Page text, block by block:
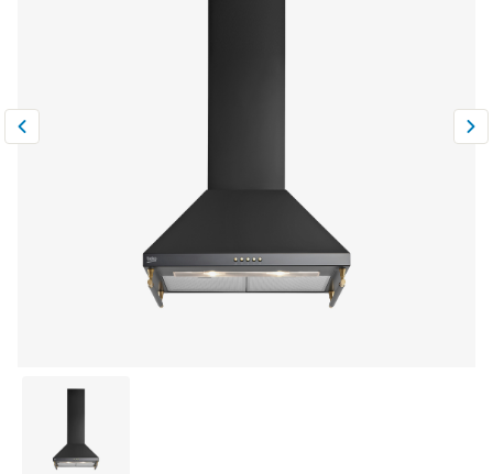
Сравнить 0